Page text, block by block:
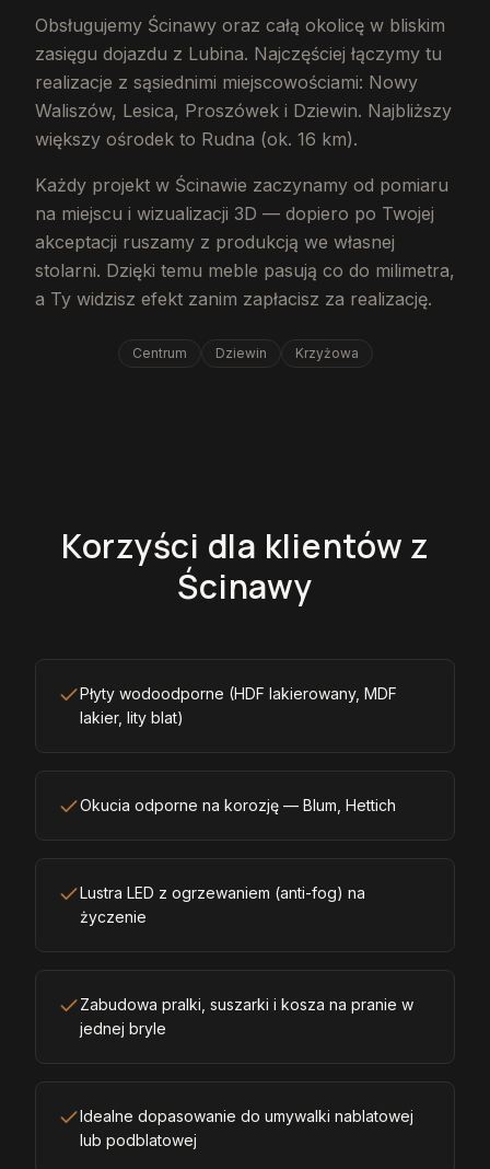
Obsługujemy Ścinawy oraz całą okolicę w bliskim
zasięgu dojazdu z Lubina. Najczęściej łączymy tu
realizacje z sąsiednimi miejscowościami: Nowy
Waliszów, Lesica, Proszówek i Dziewin. Najbliższy
większy ośrodek to Rudna (ok. 16 km).
Każdy projekt w Ścinawie zaczynamy od pomiaru
na miejscu i wizualizacji 3D — dopiero po Twojej
akceptacji ruszamy z produkcją we własnej
stolarni. Dzięki temu meble pasują co do milimetra,
a Ty widzisz efekt zanim zapłacisz za realizację.
Centrum Dziewin Krzyżowa
Korzyści dla klientów z
Ścinawy
Płyty wodoodporne (HDF lakierowany, MDF
lakier, lity blat)
Okucia odporne na korozję — Blum, Hettich
Lustra LED z ogrzewaniem (anti-fog) na
życzenie
Zabudowa pralki, suszarki i kosza na pranie w
jednej bryle
Idealne dopasowanie do umywalki nablatowej
lub podblatowej